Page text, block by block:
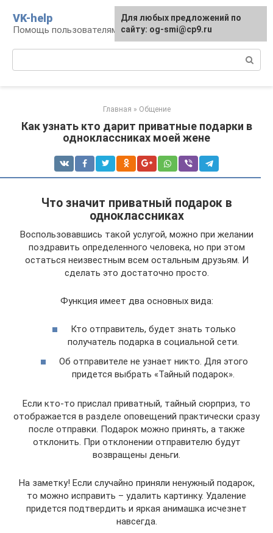
контенту
VK-help
Помощь пользователям соцсети ВКонтакте
Главная » Общение
Как узнать кто дарит приватные подарки в
одноклассниках моей жене
Что значит приватный подарок в
одноклассниках
Воспользовавшись такой услугой, можно при желании
поздравить определенного человека, но при этом
остаться неизвестным всем остальным друзьям. И
сделать это достаточно просто.
Функция имеет два основных вида:
Кто отправитель, будет знать только
получатель подарка в социальной сети.
Об отправителе не узнает никто. Для этого
придется выбрать «Тайный подарок».
Если кто-то прислал приватный, тайный сюрприз, то
отображается в разделе оповещений практически сразу
после отправки. Подарок можно принять, а также
отклонить. При отклонении отправителю будут
возвращены деньги.
На заметку! Если случайно приняли ненужный подарок,
то можно исправить – удалить картинку. Удаление
придется подтвердить и яркая анимашка исчезнет
навсегда.
Для любых предложений по
сайту: og-smi@cp9.ru